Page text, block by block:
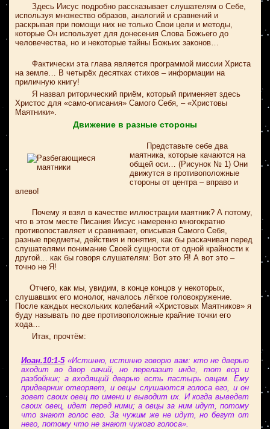
Здесь Иисус подробно рассказывает слушателям о Себе,
используя множество образов, аналогий и сравнений и
раскрывая при помощи них не только Свои цели и методы,
которые Он использует для донесения Слова Божьего до
человечества, но и некоторые тайны Божьих законов…
Фактически эта глава является программой миссии Христа
на земле… В четырёх десятках стихов – информации на
приличную книгу!
Я назвал риторический приём, который применяет здесь
Христос для «само-описания» Самого Себя, – «Христовы
Маятники».
Движение в разные стороны
Представьте себе два
маятника, которые качаются на
общей оси… (Рисунок № 1) Они
движутся в противоположные
стороны от центра – вправо и
влево!
Почему я взял в качестве иллюстрации маятник? А потому,
что в этом месте Писания Иисус намеренно многократно
противопоставляет и сравнивает, описывая Самого Себя,
разные предметы, действия и понятия, как бы раскачивая перед
слушателями понимание Своей сущности от одной крайности к
другой… как бы говоря слушателям: Вот это Я! А вот это –
точно не Я!
Отчего, как мы, увидим, в конце концов у некоторых,
слушавших его монолог, началось лёгкое головокружение.
После каждых нескольких колебаний «Христовых Маятников» я
буду называть по две противоположные крайние точки его
хода…
Итак, прочтём:
Иоан.10:1-5«Истинно, истинно говорю вам: кто не дверью
входит во двор овчий, но перелазит инде, тот вор и
разбойник; а входящий дверью есть пастырь овцам. Ему
придверник отворяет, и овцы слушаются голоса его, и он
зовет своих овец по имени и выводит их. И когда выведет
своих овец, идет перед ними; а овцы за ним идут, потому
что знают голос его. За чужим же не идут, но бегут от
него, потому что не знают чужого голоса».